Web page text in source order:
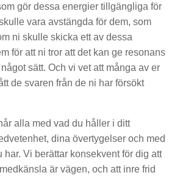
gör dessa energier tillgängliga för
vara avstängda för dem, som
ni skulle skicka ett av dessa
för att ni tror att det kan ge resonans
sätt. Och vi vet att många av er
de svaren från de ni har försökt
alla med vad du håller i ditt
dina övertygelser och med
har. Vi berättar konsekvent för dig att
är vägen, och att inre frid